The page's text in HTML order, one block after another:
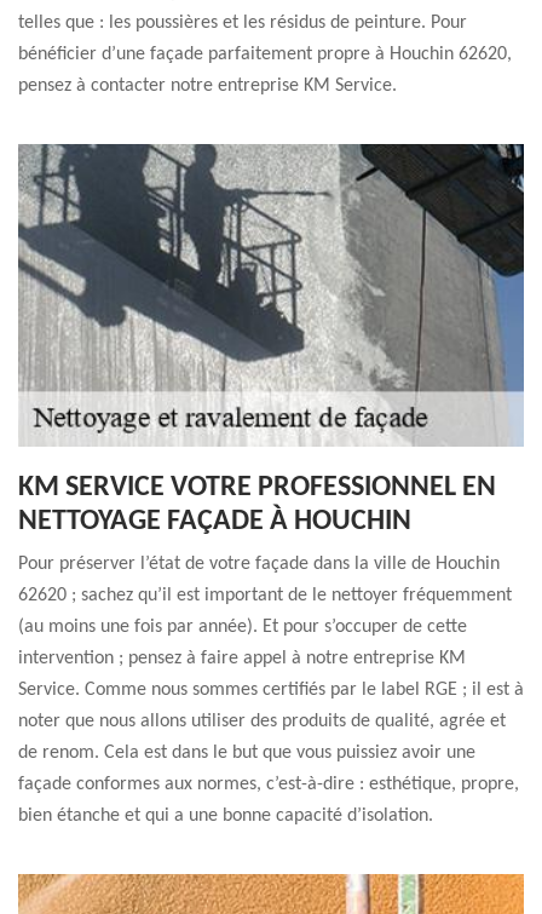
telles que : les poussières et les résidus de peinture. Pour
bénéficier d’une façade parfaitement propre à Houchin 62620,
pensez à contacter notre entreprise KM Service.
KM SERVICE VOTRE PROFESSIONNEL EN
NETTOYAGE FAÇADE À HOUCHIN
Pour préserver l’état de votre façade dans la ville de Houchin
62620 ; sachez qu’il est important de le nettoyer fréquemment
(au moins une fois par année). Et pour s’occuper de cette
intervention ; pensez à faire appel à notre entreprise KM
Service. Comme nous sommes certifiés par le label RGE ; il est à
noter que nous allons utiliser des produits de qualité, agrée et
de renom. Cela est dans le but que vous puissiez avoir une
façade conformes aux normes, c’est-à-dire : esthétique, propre,
bien étanche et qui a une bonne capacité d’isolation.